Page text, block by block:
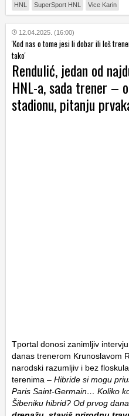
HNL SuperSport HNL Vice Karin
12.04.2025. (16:00)
'Kod nas o tome jesi li dobar ili loš
tako'
Rendulić, jedan od
HNL-a, sada trener –
stadionu, pitanju
Tportal donosi zanimljiv
danas trenerom Krunoslavom
narodski razumljiv i bez
terenima – Hibride si mogu
Paris Saint-Germain… Koliko
Šibeniku hibrid? Od prvog